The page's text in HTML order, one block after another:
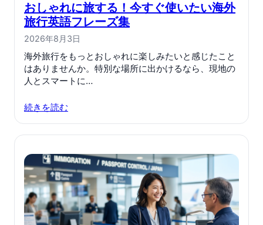
おしゃれに旅する！今すぐ使いたい海外
旅行英語フレーズ集
2026年8月3日
海外旅行をもっとおしゃれに楽しみたいと感じたこと
はありませんか。特別な場所に出かけるなら、現地の
人とスマートに…
続きを読む